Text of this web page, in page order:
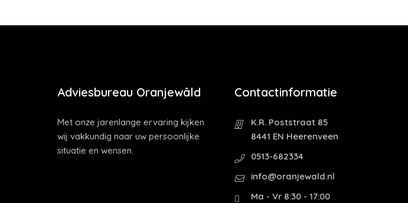
Adviesbureau Oranjewâld
Met onze jarenlange ervaring kijken
wij vakkundig naar uw persoonlijke
situatie en wensen.
Contactinformatie
K.R. Poststraat 85
8441 EN Heerenveen
0513-682334
info@oranjewald.nl
Ma - Vr 8:30 - 17:00